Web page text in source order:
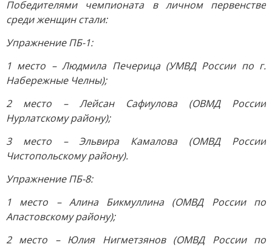
Победителями чемпионата в личном первенстве
среди женщин стали:
Упражнение ПБ-1:
1 место – Людмила Печерица (УМВД России по г.
Набережные Челны);
2 место – Лейсан Сафиулова (ОВМД России
Нурлатскому району);
3 место – Эльвира Камалова (ОМВД России
Чистопольскому району).
Упражнение ПБ-8:
1 место – Алина Бикмуллина (ОМВД России по
Апастовскому району);
2 место – Юлия Нигметзянов (ОМВД России по